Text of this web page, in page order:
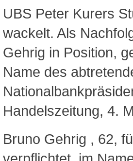
UBS Peter Kurers
wackelt. Als
Gehrig in Position,
Name des
Handelszeitung, 4.
Bruno Gehrig , 62,